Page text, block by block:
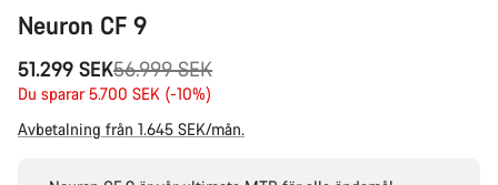
Neuron CF 9
51.299 SEK
Originalpris56.999 SEK
Du sparar 5.700 SEK (-10%)
Avbetalning från 1.645 SEK/mån.